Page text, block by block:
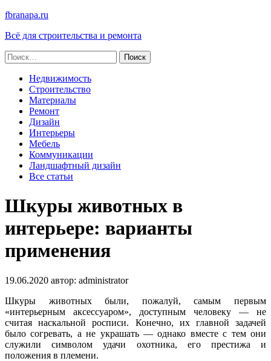
fbranapa.ru
Всё для строительства и ремонта
Найти:
Недвижимость
Строительство
Материалы
Ремонт
Дизайн
Интерьеры
Мебель
Коммуникации
Ландшафтный дизайн
Все статьи
Шкуры животных в
интерьере: варианты
применения
19.06.2020 автор: administrator
Шкуры животных были, пожалуй, самым первым
«интерьерным аксессуаром», доступным человеку — не
считая наскальной росписи. Конечно, их главной задачей
было согревать, а не украшать — однако вместе с тем они
служили символом удачи охотника, его престижа и
положения в племени.